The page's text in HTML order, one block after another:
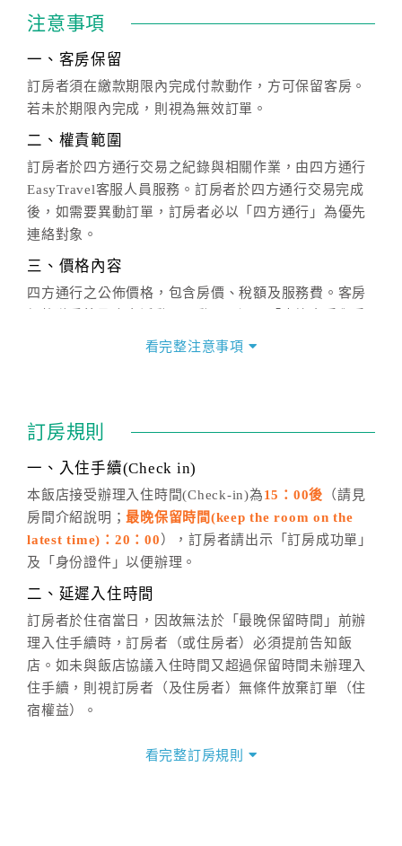
注意事項
一、客房保留
訂房者須在繳款期限內完成付款動作，方可保留客房。
若未於期限內完成，則視為無效訂單。
二、權責範圍
訂房者於四方通行交易之紀錄與相關作業，由四方通行
EasyTravel客服人員服務。訂房者於四方通行交易完成
後，如需要異動訂單，訂房者必以「四方通行」為優先
連絡對象。
三、價格內容
四方通行之公佈價格，包含房價、稅額及服務費。客房
價」之當日價格為標準。
話方式異動訂單。
※非客服時間之申辦異動，皆為次日計算及辦理。
五、客服時間
週一至週日，上午9:00～晚上6:00
六、聯絡方式
(07)9682715 。
看完整注意事項
訂房規則
一、入住手續(Check in)
本飯店接受辦理入住時間(Check-in)為15：00後 （請見
房間介紹說明；最晚保留時間(keep the room on the
latest time)：20：00 ），訂房者請出示「訂房成功單」
及「身份證件」以便辦理。
二、延遲入住時間
訂房者於住宿當日，因故無法於「最晚保留時間」前辦
理入住手續時，訂房者（或住房者）必須提前告知飯
店。如未與飯店協議入住時間又超過保留時間未辦理入
住手續，則視訂房者（及住房者）無條件放棄訂單（住
宿權益）。
看完整訂房規則